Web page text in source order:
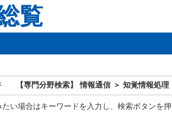
覧
【専門分野検索】 情報通信 ＞ 知覚情報処理
たい場合はキーワードを入力し、検索ボタンを